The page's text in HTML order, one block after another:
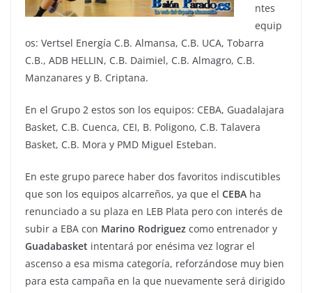
ntes
equip
os: Vertsel Energía C.B. Almansa, C.B. UCA, Tobarra
C.B., ADB HELLIN, C.B. Daimiel, C.B. Almagro, C.B.
Manzanares y B. Criptana.
En el Grupo 2 estos son los equipos: CEBA, Guadalajara
Basket, C.B. Cuenca, CEI, B. Poligono, C.B. Talavera
Basket, C.B. Mora y PMD Miguel Esteban.
En este grupo parece haber dos favoritos indiscutibles
que son los equipos alcarreños, ya que el CEBA ha
renunciado a su plaza en LEB Plata pero con interés de
subir a EBA con Marino Rodriguez como entrenador y
Guadabasket intentará por enésima vez lograr el
ascenso a esa misma categoría, reforzándose muy bien
para esta campaña en la que nuevamente será dirigido